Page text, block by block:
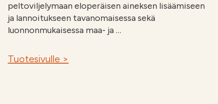
peltoviljelymaan eloperäisen aineksen lisäämiseen
ja lannoitukseen tavanomaisessa sekä
luonnonmukaisessa maa- ja …
Tuotesivulle >